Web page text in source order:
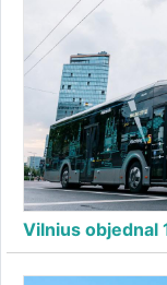
Vilnius objednal